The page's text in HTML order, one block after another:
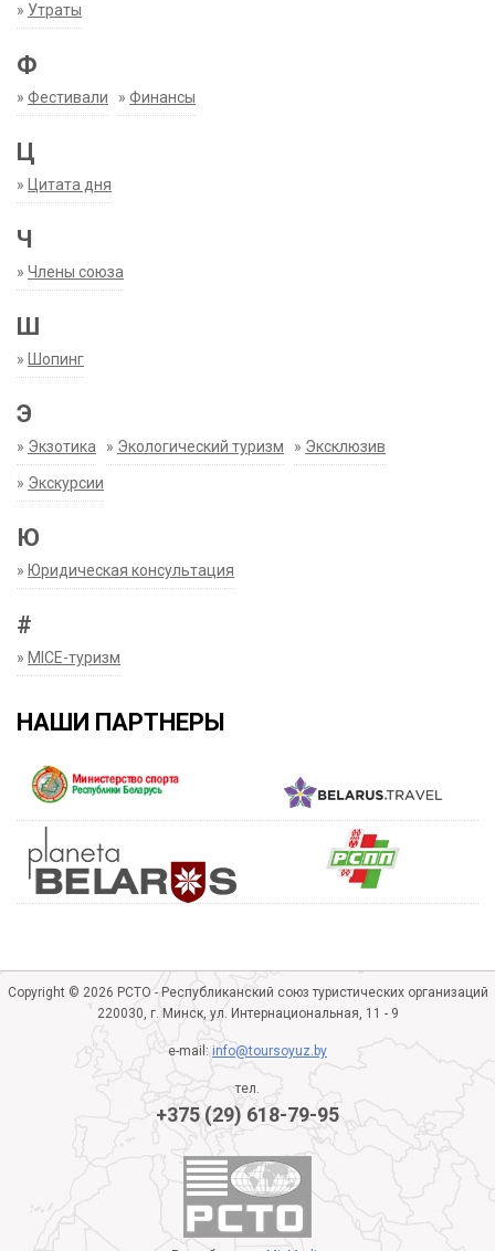
» Утраты
Ф
» Фестивали » Финансы
Ц
» Цитата дня
Ч
» Члены союза
Ш
» Шопинг
Э
» Экзотика » Экологический туризм » Эксклюзив
» Экскурсии
Ю
» Юридическая консультация
#
» MICE-туризм
НАШИ ПАРТНЕРЫ
Copyright © 2026 РСТО - Республиканский союз туристических организаций
220030, г. Минск, ул. Интернациональная, 11 - 9
e-mail:info@toursoyuz.by
тел.
+375 (29) 618-79-95